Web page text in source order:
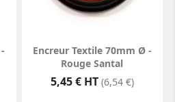
Encreur Textile 70mm Ø -
Rouge Santal
Prix
5,45 € HT (6,54 €)